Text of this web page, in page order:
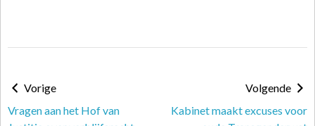
Vorige
Vragen aan het Hof van
Volgende
Kabinet maakt excuses voor